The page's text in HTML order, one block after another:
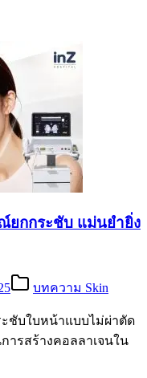
ยกกระชับ แม่นยำยิ่ง
บทความ Skin
ะชับใบหน้าแบบไม่ผ่าตัด
ารสร้างคอลลาเจนใน